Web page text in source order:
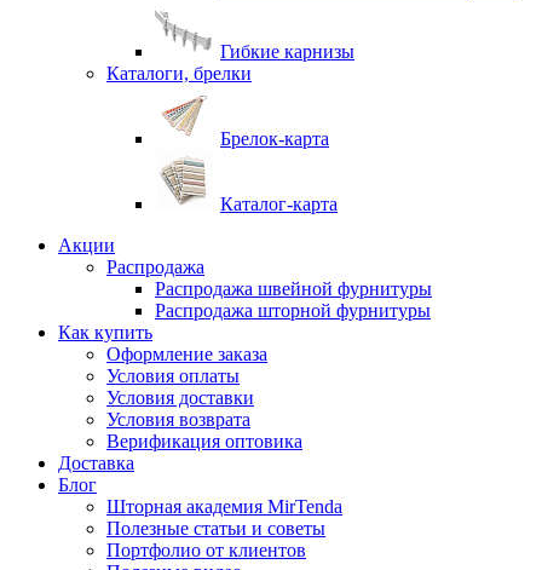
Гибкие карнизы
Каталоги, брелки
Брелок-карта
Каталог-карта
Акции
Распродажа
Распродажа швейной фурнитуры
Распродажа шторной фурнитуры
Как купить
Оформление заказа
Условия оплаты
Условия доставки
Условия возврата
Верификация оптовика
Доставка
Блог
Шторная академия MirTenda
Полезные статьи и советы
Портфолио от клиентов